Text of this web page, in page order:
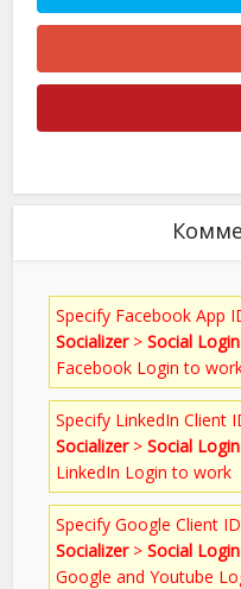
Specify Facebook App
Socializer>Social Login
Facebook Login to
Specify LinkedIn Client
Socializer>Social Login
LinkedIn Login to work
Specify Google Client
Socializer>Social Login
Google and Youtube